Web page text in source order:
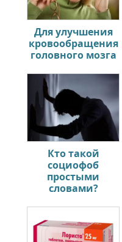
Для улучшения
кровообращения
головного мозга
Кто такой
социофоб
простыми
словами?